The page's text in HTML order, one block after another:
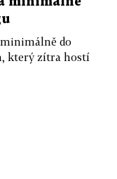
minimálně do
který zítra hostí